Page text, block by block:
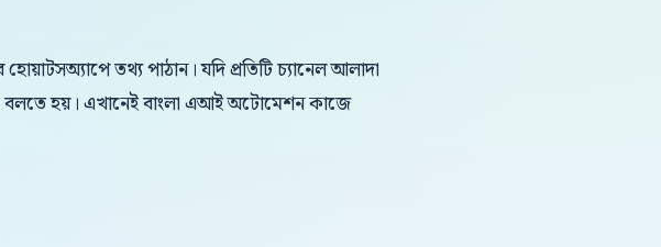
তথ্য পাঠান। যদি প্রতিটি চ্যানেল আলাদা
বলতে হয়। এখানেই বাংলা এআই অটোমেশন কাজে